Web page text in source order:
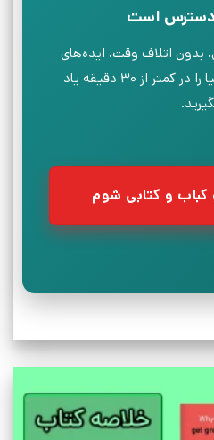
دسترس است
بدون اتلاف وقت، ایده‌های
اصلی کتاب‌های مهم دنیا را در کمتر از ۳۰ دقیقه یاد
و کتابی شوم